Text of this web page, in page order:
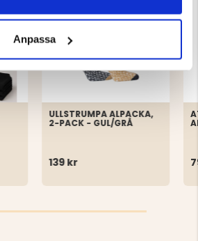
Anpassa
ULLSTRUMPA ALPACKA,
2-PACK - GUL/GRÅ
139 kr